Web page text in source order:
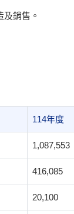
銷售。
114年度
1,087,553
416,085
20,100